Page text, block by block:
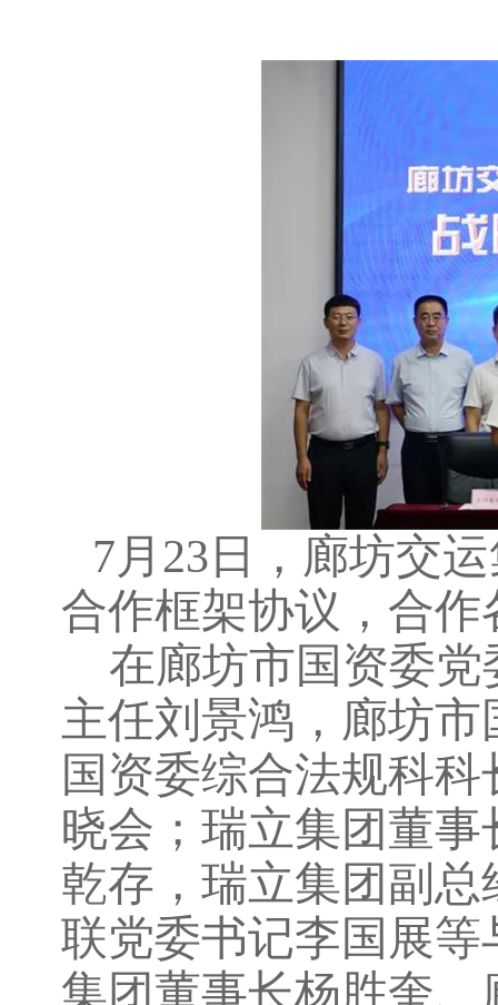
7月23日，廊坊交
合作框架协议，合
在廊坊市国资委
主任刘景鸿，廊坊
国资委综合法规科
晓会；瑞立集团董
乾存，瑞立集团副
联党委书记李国展
集团董事长杨胜奎